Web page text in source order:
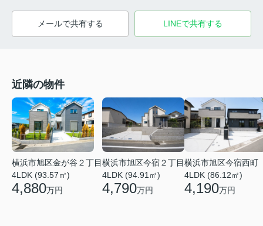
メールで共有する LINEで共有する
近隣の物件
横浜市旭区金が谷２丁目
4LDK (93.57㎡)
4,880万円
横浜市旭区今宿２丁目
4LDK (94.91㎡)
4,790万円
横浜市旭区今宿西町
4LDK (86.12㎡)
4,190万円